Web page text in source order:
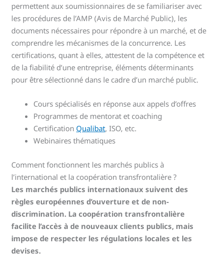
permettent aux soumissionnaires de se familiariser avec
les procédures de l’AMP (Avis de Marché Public), les
documents nécessaires pour répondre à un marché, et de
comprendre les mécanismes de la concurrence. Les
certifications, quant à elles, attestent de la compétence et
de la fiabilité d’une entreprise, éléments déterminants
pour être sélectionné dans le cadre d’un marché public.
Cours spécialisés en réponse aux appels d’offres
Programmes de mentorat et coaching
Certification Qualibat, ISO, etc.
Webinaires thématiques
Comment fonctionnent les marchés publics à
l’international et la coopération transfrontalière ?
Les marchés publics internationaux suivent des
règles européennes d’ouverture et de non-
discrimination. La coopération transfrontalière
facilite l’accès à de nouveaux clients publics, mais
impose de respecter les régulations locales et les
devises.